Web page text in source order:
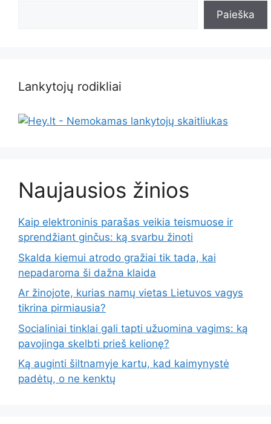
Paieška
Lankytojų rodikliai
Naujausios žinios
Kaip elektroninis parašas veikia teismuose ir
sprendžiant ginčus: ką svarbu žinoti
Skalda kiemui atrodo gražiai tik tada, kai
nepadaroma ši dažna klaida
Ar žinojote, kurias namų vietas Lietuvos vagys
tikrina pirmiausia?
Socialiniai tinklai gali tapti užuomina vagims: ką
pavojinga skelbti prieš kelionę?
Ką auginti šiltnamyje kartu, kad kaimynystė
padėtų, o ne kenktų